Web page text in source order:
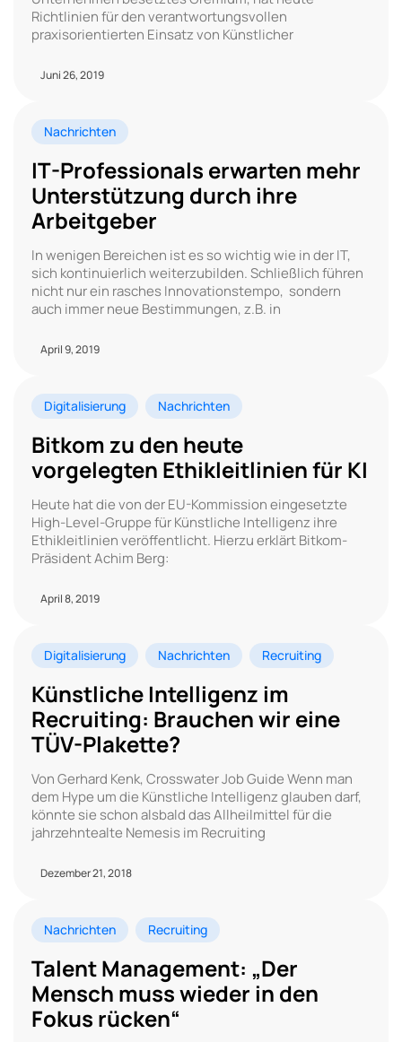
Richtlinien für den verantwortungsvollen
praxisorientierten Einsatz von Künstlicher
Juni 26, 2019
Nachrichten
IT-Professionals erwarten mehr
Unterstützung durch ihre
Arbeitgeber
In wenigen Bereichen ist es so wichtig wie in der IT,
sich kontinuierlich weiterzubilden. Schließlich führen
nicht nur ein rasches Innovationstempo, sondern
auch immer neue Bestimmungen, z.B. in
April 9, 2019
Digitalisierung Nachrichten
Bitkom zu den heute
vorgelegten Ethikleitlinien für KI
Heute hat die von der EU-Kommission eingesetzte
High-Level-Gruppe für Künstliche Intelligenz ihre
Ethikleitlinien veröffentlicht. Hierzu erklärt Bitkom-
Präsident Achim Berg:
April 8, 2019
Digitalisierung Nachrichten Recruiting
Künstliche Intelligenz im
Recruiting: Brauchen wir eine
TÜV-Plakette?
Von Gerhard Kenk, Crosswater Job Guide Wenn man
dem Hype um die Künstliche Intelligenz glauben darf,
könnte sie schon alsbald das Allheilmittel für die
jahrzehntealte Nemesis im Recruiting
Dezember 21, 2018
Nachrichten Recruiting
Talent Management: „Der
Mensch muss wieder in den
Fokus rücken“